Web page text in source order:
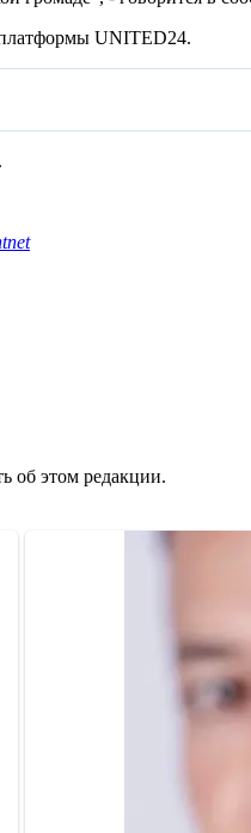
платформы UNITED24.
.
об этом редакции.